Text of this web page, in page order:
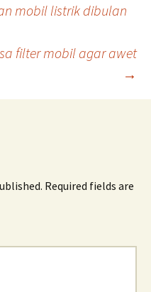
mobil listrik dibulan
filter mobil agar awet
→
Required fields are